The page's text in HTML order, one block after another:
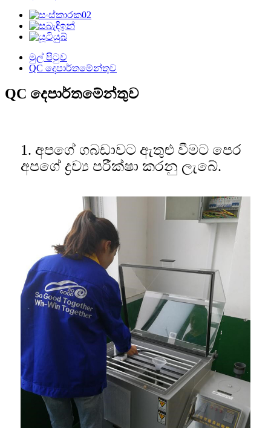
මුල් පිටුව
QC දෙපාර්තමේන්තුව
QC දෙපාර්තමේන්තුව
1. අපගේ ගබඩාවට ඇතුළු වීමට පෙර
අපගේ ද්‍රව්‍ය පරීක්ෂා කරනු ලැබේ.